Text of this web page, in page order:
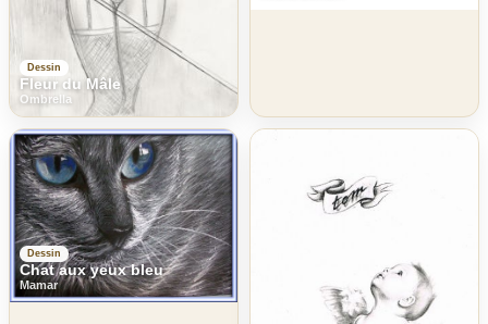
Dessin
Fleur du Mâle
Ombrella
Dessin
Chat aux yeux bleu
Mamar